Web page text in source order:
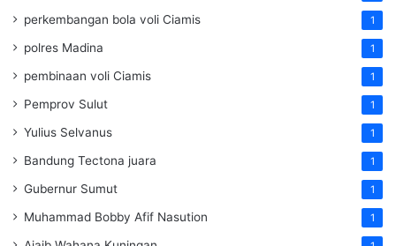
perkembangan bola voli Ciamis 1
polres Madina 1
pembinaan voli Ciamis 1
Pemprov Sulut 1
Yulius Selvanus 1
Bandung Tectona juara 1
Gubernur Sumut 1
Muhammad Bobby Afif Nasution 1